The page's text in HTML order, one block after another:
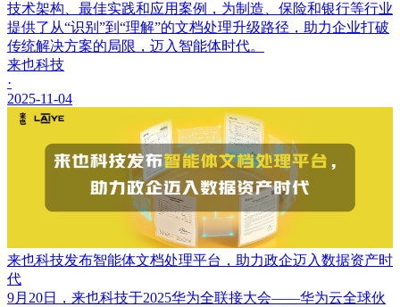
技术架构、最佳实践和应用案例，为制造、保险和银行等行业
提供了从“识别”到“理解”的文档处理升级路径，助力企业打破
传统解决方案的局限，迈入智能体时代。
来也科技
·
2025-11-04
来也科技发布智能体文档处理平台，助力政企迈入数据资产时
代
9月20日，来也科技于2025华为全联接大会——华为云全球伙